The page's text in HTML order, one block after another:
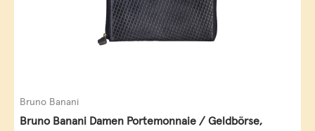
Bruno Banani
Bruno Banani Damen Portemonnaie / Geldbörse,